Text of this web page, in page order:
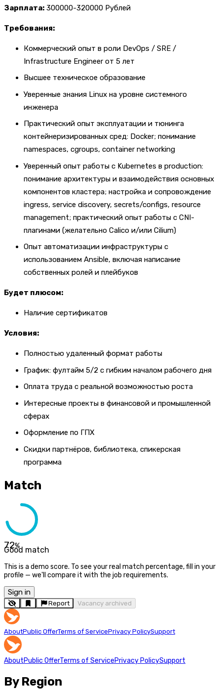
Зарплата: 300000-320000 Рублей
Требования:
Коммерческий опыт в роли DevOps / SRE /
Infrastructure Engineer от 5 лет
Высшее техническое образование
Уверенные знания Linux на уровне системного
инженера
Практический опыт эксплуатации и тюнинга
контейнеризированных сред: Docker; понимание
namespaces, cgroups, container networking
Уверенный опыт работы с Kubernetes в production:
понимание архитектуры и взаимодействия основных
компонентов кластера; настройка и сопровождение
ingress, service discovery, secrets/configs, resource
management; практический опыт работы с CNI-
плагинами (желательно Calico и/или Cilium)
Опыт автоматизации инфраструктуры с
использованием Ansible, включая написание
собственных ролей и плейбуков
Будет плюсом:
Наличие сертификатов
Условия:
Полностью удаленный формат работы
График: фултайм 5/2 с гибким началом рабочего дня
Оплата труда с реальной возможностью роста
Интересные проекты в финансовой и промышленной
сферах
Оформление по ГПХ
Скидки партнёров, библиотека, спикерская
программа
Match
72%
Good match
This is a demo score. To see your real match percentage, fill in your
profile — we'll compare it with the job requirements.
Sign in
Report Vacancy archived
AboutPublic OfferTerms of ServicePrivacy PolicySupport
AboutPublic OfferTerms of ServicePrivacy PolicySupport
By Region